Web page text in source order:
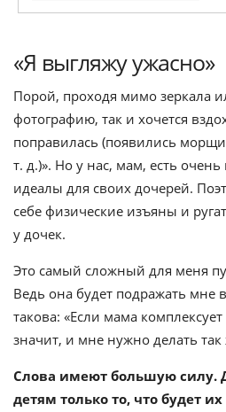
«Я выгляжу ужасно»
Порой, проходя мимо зеркала
фотографию, так и хочется
поправилась (появились
т. д.)». Но у нас, мам, есть
идеалы для своих дочерей.
себе физические изъяны и
у дочек.
Это самый сложный для меня
Ведь она будет подражать мне
такова: «Если мама
значит, и мне нужно делать так
Слова имеют большую силу.
детям только то, что будет